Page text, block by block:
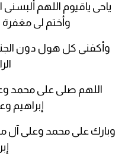
ياحى ياقيوم اللهم
وأختم لى مغفرة
وأكفنى كل هول دون
اللهم صلى على محمد
إبراهيم
وبارك على محمد وعلى آل